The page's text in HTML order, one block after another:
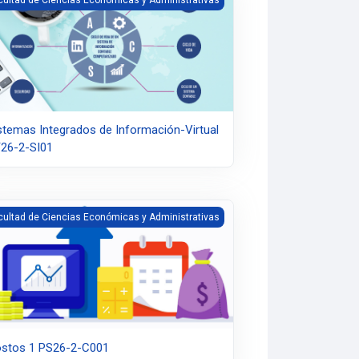
Integrados de Información-Virtual
2-SI01
1 PS26-2-C001
de Ciencias Económicas y Administrativas
1 PS26-2-C001